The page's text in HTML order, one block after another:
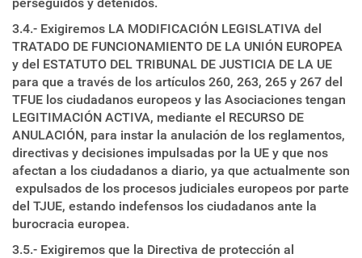
3.4.- Exigiremos LA MODIFICACIÓN LEGISLATIVA del
TRATADO DE FUNCIONAMIENTO DE LA UNIÓN EUROPEA
y del ESTATUTO DEL TRIBUNAL DE JUSTICIA DE LA UE
para que a través de los artículos 260, 263, 265 y 267 del
TFUE los ciudadanos europeos y las Asociaciones tengan
LEGITIMACIÓN ACTIVA, mediante el RECURSO DE
ANULACIÓN, para instar la anulación de los reglamentos,
directivas y decisiones impulsadas por la UE y que nos
afectan a los ciudadanos a diario, ya que actualmente son
expulsados de los procesos judiciales europeos por parte
del TJUE, estando indefensos los ciudadanos ante la
burocracia europea.
3.5.- Exigiremos que la Directiva de protección al